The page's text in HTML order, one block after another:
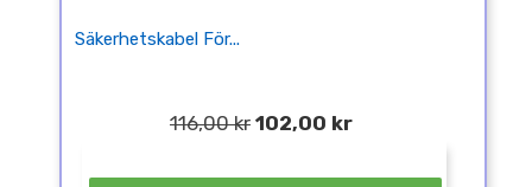
Säkerhetskabel För...
116,00 kr 102,00 kr